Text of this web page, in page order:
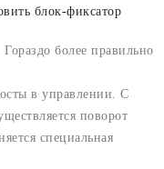
блок-фиксатор
более правильно
в управлении. С
поворот
специальная